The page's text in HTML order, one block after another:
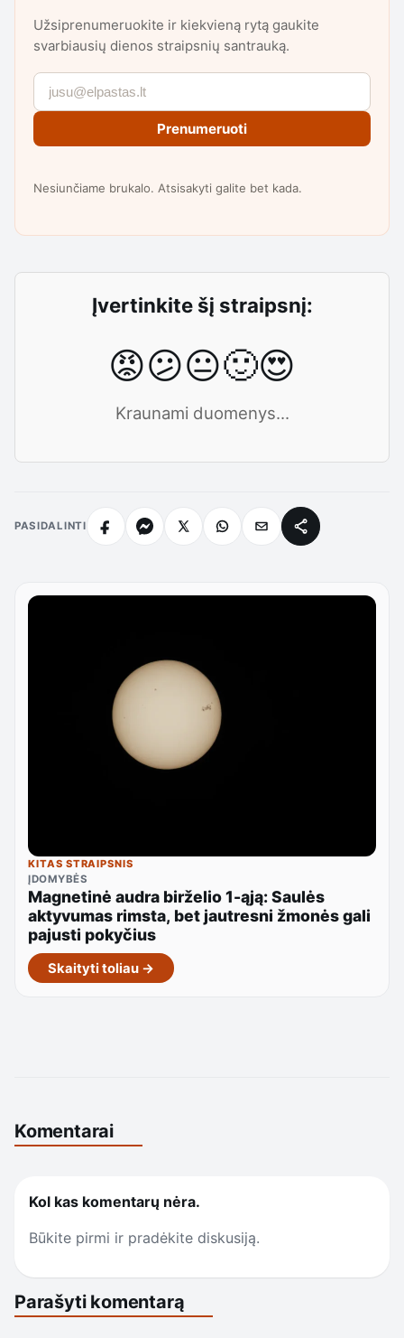
Užsiprenumeruokite ir kiekvieną rytą gaukite
svarbiausių dienos straipsnių santrauką.
Prenumeruoti
Nesiunčiame brukalo. Atsisakyti galite bet kada.
Įvertinkite šį straipsnį:
😡😕😐🙂😍
Kraunami duomenys...
PASIDALINTI
KITAS STRAIPSNIS
ĮDOMYBĖS
Magnetinė audra birželio 1-ąją: Saulės
aktyvumas rimsta, bet jautresni žmonės gali
pajusti pokyčius
Skaityti toliau →
Komentarai
Kol kas komentarų nėra.
Būkite pirmi ir pradėkite diskusiją.
Parašyti komentarą